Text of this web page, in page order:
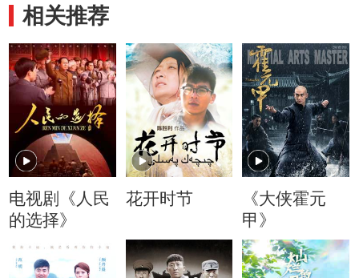
相关推荐
电视剧《人民
的选择》
花开时节
《大侠霍元
甲》